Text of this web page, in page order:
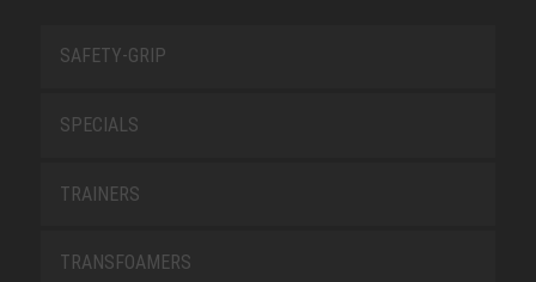
SAFETY-GRIP
SPECIALS
TRAINERS
TRANSFOAMERS